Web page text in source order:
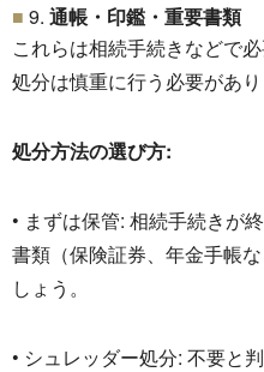
9. 通帳・印鑑・重要書類
これらは相続手続きなどで
処分は慎重に行う必要があり
処分方法の選び方:
• まずは保管: 相続手続きが
書類（保険証券、 年金手帳
しょう。
• シュレッダー処分: 不要と